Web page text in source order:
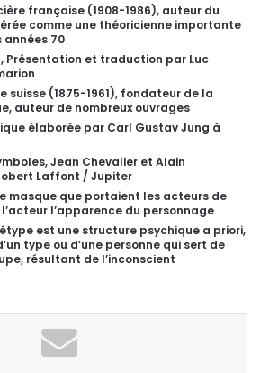
française (1908-1986), auteur du
comme une théoricienne importante
années 70
Présentation et traduction par Luc
suisse (1875-1961), fondateur de la
auteur de nombreux ouvrages
élaborée par Carl Gustav Jung à
Jean Chevalier et Alain
Laffont / Jupiter
masque que portaient les acteurs de
l’apparence du personnage
est une structure psychique a priori,
type ou d’une personne qui sert de
résultant de l’inconscient